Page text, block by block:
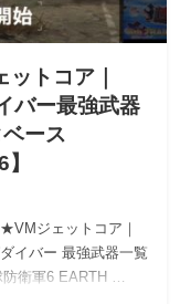
トコア｜
バー最強武器
ース
ジェットコア｜
イバー 最強武器一覧
防衛軍6 EARTH …